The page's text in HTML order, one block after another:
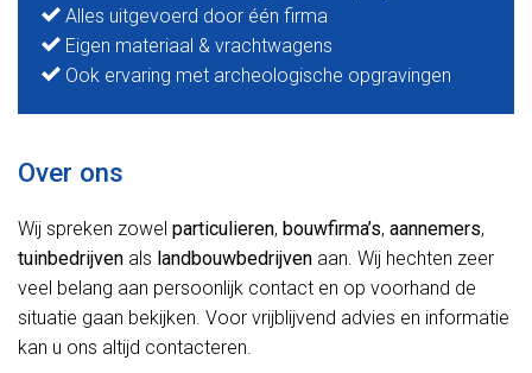
Alles uitgevoerd door één firma
Eigen materiaal & vrachtwagens
Ook ervaring met archeologische opgravingen
Over ons
Wij spreken zowel particulieren, bouwfirma’s, aannemers,
tuinbedrijven als landbouwbedrijven aan. Wij hechten zeer
veel belang aan persoonlijk contact en op voorhand de
situatie gaan bekijken. Voor vrijblijvend advies en informatie
kan u ons altijd contacteren.